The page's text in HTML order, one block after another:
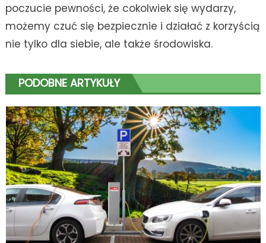
poczucie pewności, że cokolwiek się wydarzy,
możemy czuć się bezpiecznie i działać z korzyścią
nie tylko dla siebie, ale także środowiska.
PODOBNE ARTYKUŁY